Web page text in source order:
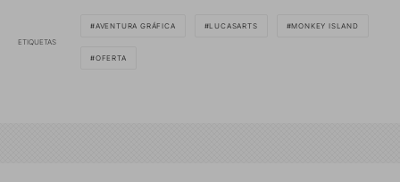
ETIQUETAS
AVENTURA GRÁFICA LUCASARTS MONKEY ISLAND
OFERTA